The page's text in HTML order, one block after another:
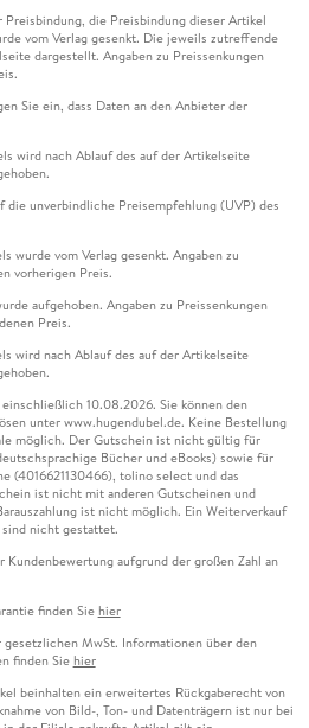
die Preisbindung dieser Artikel
vom Verlag gesenkt. Die jeweils zutreffende
dargestellt. Angaben zu Preissenkungen
Sie ein, dass Daten an den Anbieter der
wird nach Ablauf des auf der Artikelseite
die unverbindliche Preisempfehlung (UVP) des
wurde vom Verlag gesenkt. Angaben zu
vorherigen Preis.
aufgehoben. Angaben zu Preissenkungen
Preis.
wird nach Ablauf des auf der Artikelseite
10.08.2026. Sie können den
unter www.hugendubel.de. Keine Bestellung
möglich. Der Gutschein ist nicht gültig für
Bücher und eBooks) sowie für
(4016621130466), tolino select und das
ist nicht mit anderen Gutscheinen und
ist nicht möglich. Ein Weiterverkauf
nicht gestattet.
aufgrund der großen Zahl an
finden Sie hier
MwSt. Informationen über den
finden Sie hier
beinhalten ein erweitertes Rückgaberecht von
von Bild-, Ton- und Datenträgern ist nur bei